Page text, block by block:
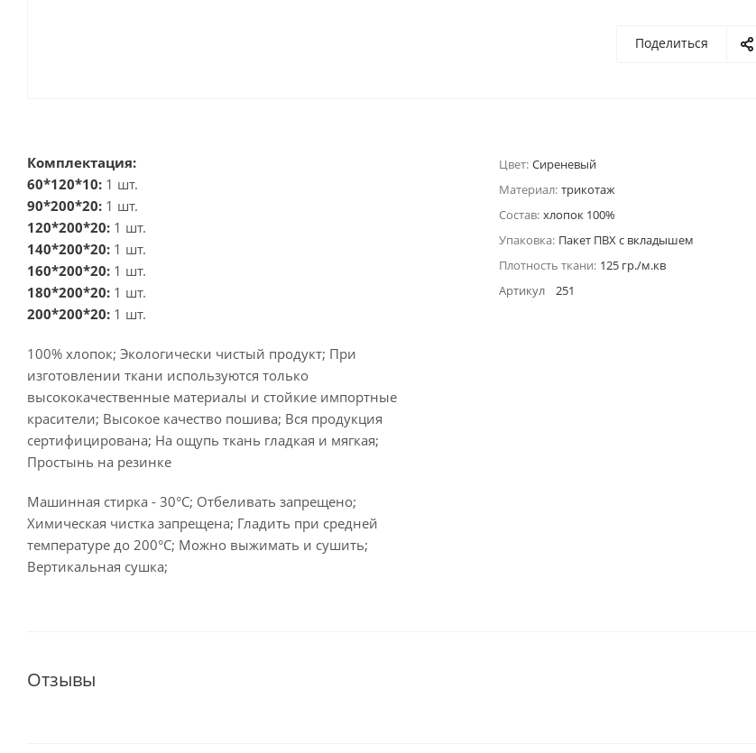
Поделиться
Комплектация:
60*120*10: 1 шт.
90*200*20: 1 шт.
120*200*20: 1 шт.
140*200*20: 1 шт.
160*200*20: 1 шт.
180*200*20: 1 шт.
200*200*20: 1 шт.
100% хлопок; Экологически чистый продукт; При
изготовлении ткани используются только
высококачественные материалы и стойкие импортные
красители; Высокое качество пошива; Вся продукция
сертифицирована; На ощупь ткань гладкая и мягкая;
Простынь на резинке
Машинная стирка - 30°C; Отбеливать запрещено;
Химическая чистка запрещена; Гладить при средней
температуре до 200°С; Можно выжимать и сушить;
Вертикальная сушка;
Цвет: Сиреневый
Материал: трикотаж
Состав: хлопок 100%
Упаковка: Пакет ПВХ с вкладышем
Плотность ткани: 125 гр./м.кв
Артикул
251
Отзывы